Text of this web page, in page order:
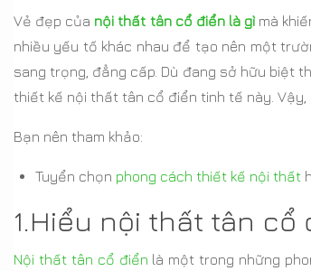
Vẻ đẹp của nội thất tân cổ điển là gìmà
nhiều yếu tố khác nhau để tạo nên một
sang trọng, đẳng cấp. Dù đang sở hữu biệt
thiết kế nội thất tân cổ điển tinh tế này.
Bạn nên tham khảo:
Tuyển chọn phong cách thiết kế nội thất
1.Hiểu nội thất tân cổ
Nội thất tân cổ điển là một trong những